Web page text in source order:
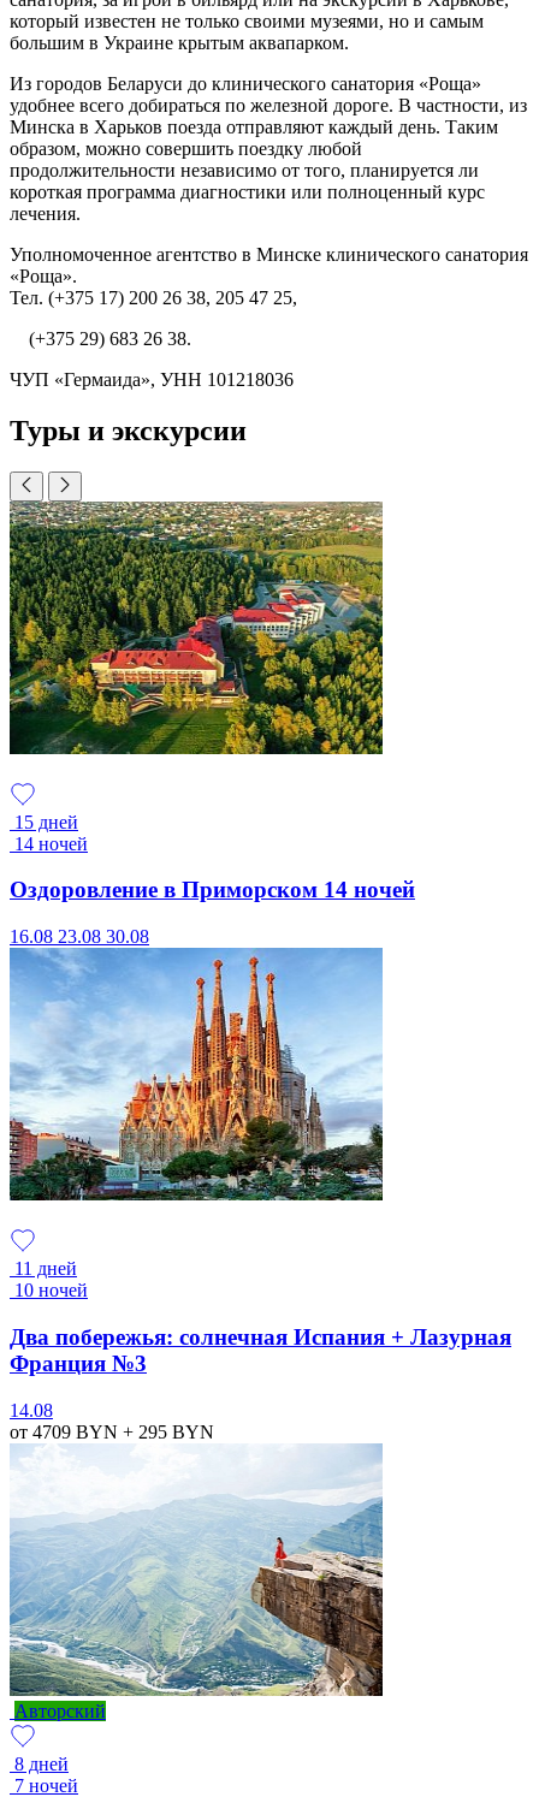
который известен не только своими музеями, но и самым
большим в Украине крытым аквапарком.
Из городов Беларуси до клинического санатория «Роща»
удобнее всего добираться по железной дороге. В частности, из
Минска в Харьков поезда отправляют каждый день. Таким
образом, можно совершить поездку любой
продолжительности независимо от того, планируется ли
короткая программа диагностики или полноценный курс
лечения.
Уполномоченное агентство в Минске клинического санатория
«Роща».
Тел. (+375 17) 200 26 38, 205 47 25,
(+375 29) 683 26 38.
ЧУП «Гермаида», УНН 101218036
Туры и экскурсии
15 дней
14 ночей
Оздоровление в Приморском 14 ночей
16.08 23.08 30.08
11 дней
10 ночей
Два побережья: солнечная Испания + Лазурная
Франция №3
14.08
от 4709 BYN + 295 BYN
Авторский
8 дней
7 ночей